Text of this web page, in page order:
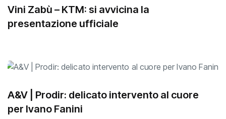
Vini Zabù – KTM: si avvicina la
presentazione ufficiale
A&V | Prodir: delicato intervento al cuore
per Ivano Fanini